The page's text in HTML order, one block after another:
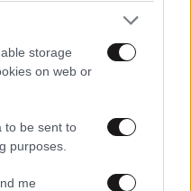
storage
on web or
to be sent to
purposes.
me
τον
τη δολοφονία της
– Δεν
για κάτι τέτοιο»